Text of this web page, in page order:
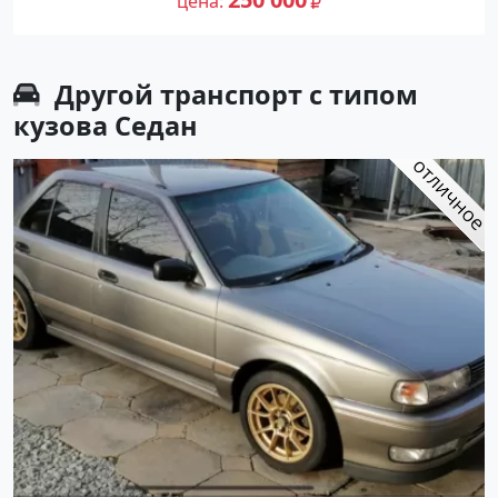
Другой транспорт с типом
кузова Седан